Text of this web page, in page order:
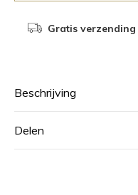
Gratis verzending
Beschrijving
Delen